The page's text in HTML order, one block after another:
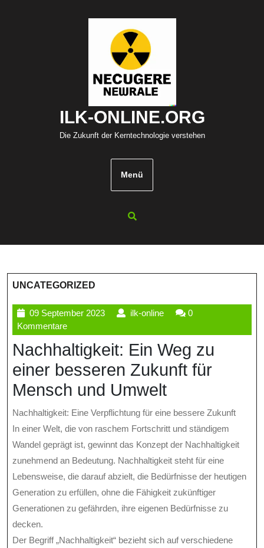
ILK-ONLINE.ORG
Die Zukunft der Kerntechnologie verstehen
Menü
UNCATEGORIZED
09 September 202309
2023
ilk-onlineilk-
0
Kommentare
Nachhaltigkeit: Ein Weg zu
einer besseren Zukunft für
Mensch und Umwelt
Nachhaltigkeit: Eine Verpflichtung für eine bessere Zukunft
In einer Welt, die von raschem Fortschritt und ständigem
Wandel geprägt ist, gewinnt das Konzept der Nachhaltigkeit
zunehmend an Bedeutung. Nachhaltigkeit steht für eine
Lebensweise, die darauf abzielt, die Bedürfnisse der heutigen
Generation zu erfüllen, ohne die Fähigkeit zukünftiger
Generationen zu gefährden, ihre eigenen Bedürfnisse zu
decken.
Der Begriff „Nachhaltigkeit“ bezieht sich auf verschiedene